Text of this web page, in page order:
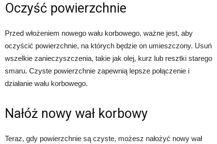
Oczyść powierzchnie
Przed włożeniem nowego wału korbowego, ważne jest, aby
oczyścić powierzchnie, na których będzie on umieszczony. Usuń
wszelkie zanieczyszczenia, takie jak olej, kurz lub resztki starego
smaru. Czyste powierzchnie zapewnią lepsze połączenie i
działanie wału korbowego.
Nałóż nowy wał korbowy
Teraz, gdy powierzchnie są czyste, możesz nałożyć nowy wał